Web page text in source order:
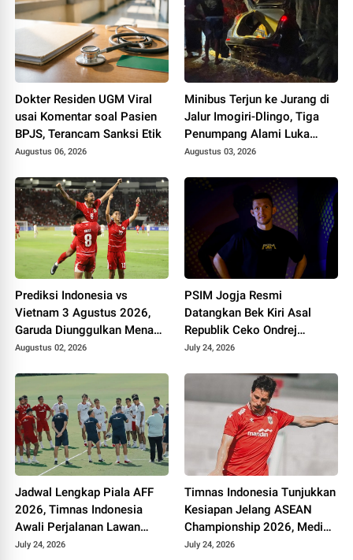
Dokter Residen UGM Viral
usai Komentar soal Pasien
BPJS, Terancam Sanksi Etik
Augustus 06, 2026
Minibus Terjun ke Jurang di
Jalur Imogiri-Dlingo, Tiga
Penumpang Alami Luka
Ringan
Augustus 03, 2026
Prediksi Indonesia vs
Vietnam 3 Agustus 2026,
Garuda Diunggulkan Menang
Tipis di Stadion Pakansari
Augustus 02, 2026
PSIM Jogja Resmi
Datangkan Bek Kiri Asal
Republik Ceko Ondrej
Rudzan untuk Hadapi Super
July 24, 2026
Jadwal Lengkap Piala AFF
2026, Timnas Indonesia
Awali Perjalanan Lawan
Kamboja
July 24, 2026
Timnas Indonesia Tunjukkan
Kesiapan Jelang ASEAN
Championship 2026, Media
Vietnam Minta Timnya
July 24, 2026